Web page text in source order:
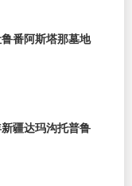
番阿斯塔那墓地
疆达玛沟托普鲁